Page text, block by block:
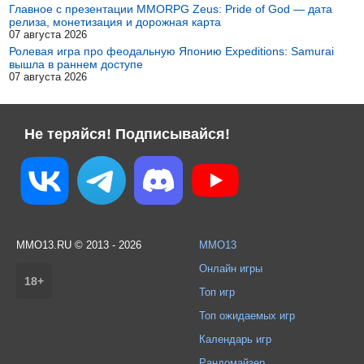
Главное с презентации MMORPG Zeus: Pride of God — дата
релиза, монетизация и дорожная карта
07 августа 2026
Ролевая игра про феодальную Японию Expeditions: Samurai
вышла в раннем доступе
07 августа 2026
Не теряйся! Подписывайся!
MMO13.RU © 2013 - 2026
18+
MMO13
Онлайн игры
Топ игр
Топ ожидаемых игр
Календарь игр